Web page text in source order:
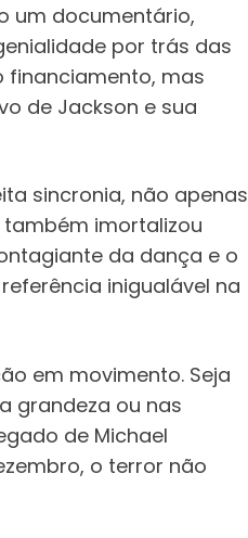
um documentário,
por trás das
financiamento, mas
de Jackson e sua
sincronia, não apenas
imortalizou
da dança e o
inigualável na
em movimento. Seja
grandeza ou nas
de Michael
o terror não